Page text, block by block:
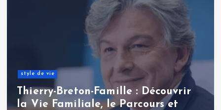
style de vie
Thierry-Breton-Famille : Découvrir
la Vie Familiale, le Parcours et